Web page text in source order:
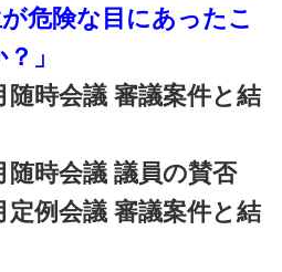
危険な目にあったこ
」
会議 審議案件と結
会議 議員の賛否
定例会議 審議案件と結